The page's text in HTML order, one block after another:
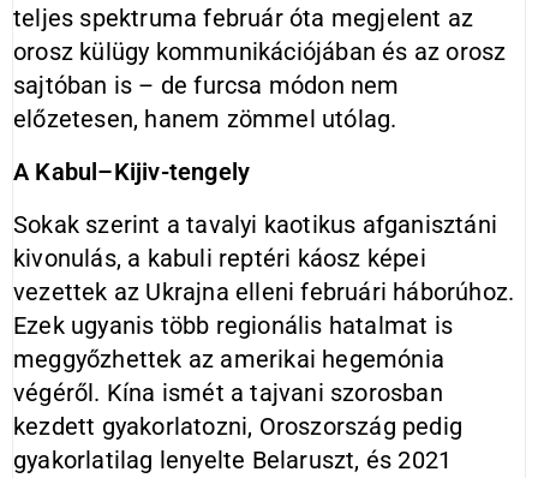
teljes spektruma február óta megjelent az
orosz külügy kommunikációjában és az orosz
sajtóban is – de furcsa módon nem
előzetesen, hanem zömmel utólag.
A Kabul–Kijiv-tengely
Sokak szerint a tavalyi kaotikus afganisztáni
kivonulás, a kabuli reptéri káosz képei
vezettek az Ukrajna elleni februári háborúhoz.
Ezek ugyanis több regionális hatalmat is
meggyőzhettek az amerikai hegemónia
végéről. Kína ismét a tajvani szorosban
kezdett gyakorlatozni, Oroszország pedig
gyakorlatilag lenyelte Belaruszt, és 2021